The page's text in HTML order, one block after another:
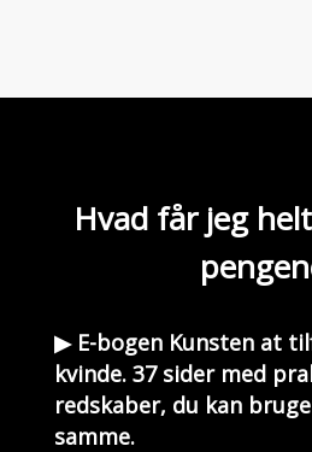
Hvad får jeg helt
▶ E-bogen Kunsten at
kvinde. 37 sider med
redskaber, du kan
samme.